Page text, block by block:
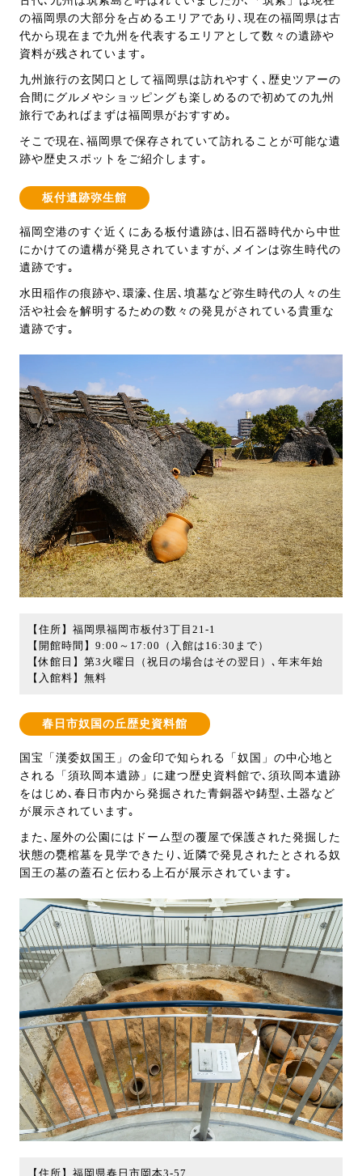
の福岡県の大部分を占めるエリアであり､現在の福岡県は古
代から現在まで九州を代表するエリアとして数々の遺跡や
資料が残されています｡
九州旅行の玄関口として福岡県は訪れやすく､歴史ツアーの
合間にグルメやショッピングも楽しめるので初めての九州
旅行であればまずは福岡県がおすすめ｡
そこで現在､福岡県で保存されていて訪れることが可能な遺
跡や歴史スポットをご紹介します｡
板付遺跡弥生館
福岡空港のすぐ近くにある板付遺跡は､旧石器時代から中世
にかけての遺構が発見されていますが､メインは弥生時代の
遺跡です｡
水田稲作の痕跡や､環濠､住居､墳墓など弥生時代の人々の生
活や社会を解明するための数々の発見がされている貴重な
遺跡です｡
【住所】福岡県福岡市板付3丁目21-1
【開館時間】9:00～17:00（入館は16:30まで）
【休館日】第3火曜日（祝日の場合はその翌日）､年末年始
【入館料】無料
春日市奴国の丘歴史資料館
国宝「漢委奴国王」の金印で知られる「奴国」の中心地と
される「須玖岡本遺跡」に建つ歴史資料館で､須玖岡本遺跡
をはじめ､春日市内から発掘された青銅器や鋳型､土器など
が展示されています｡
また､屋外の公園にはドーム型の覆屋で保護された発掘した
状態の甕棺墓を見学できたり､近隣で発見されたとされる奴
国王の墓の蓋石と伝わる上石が展示されています｡
【住所】福岡県春日市岡本3-57